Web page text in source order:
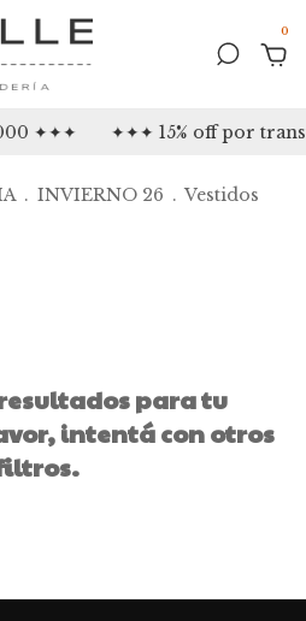
0
✦✦✦ ✦✦✦ 15% off por
. INVIERNO 26 . Vestidos
para tu
intentá con otros